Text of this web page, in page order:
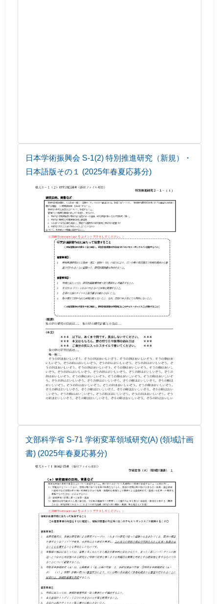
日本学術振興会 S-1(2) 特別推進研究（新規）・
日本語版その１ (2025年春夏応募分)
文部科学省 S-71 学術変革領域研究(A) (領域計画
書) (2025年春夏応募分)